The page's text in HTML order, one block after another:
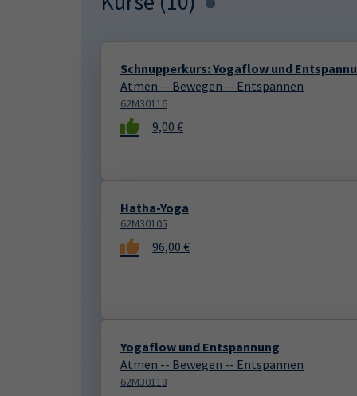
Schnupperkurs: Yogaflow und
Atmen -- Bewegen -- Entspannen
62M30116
9,00 €
Hatha-Yoga
62M30105
96,00 €
Yogaflow und Entspannung
Atmen -- Bewegen -- Entspannen
62M30118